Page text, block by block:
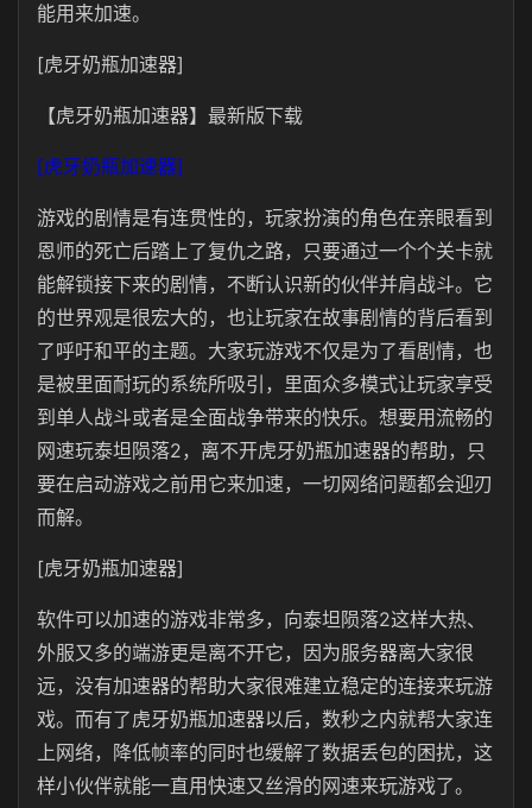
能用来加速。
[虎牙奶瓶加速器]
【虎牙奶瓶加速器】最新版下载
[虎牙奶瓶加速器]
游戏的剧情是有连贯性的，玩家扮演的角色在亲眼看到
恩师的死亡后踏上了复仇之路，只要通过一个个关卡就
能解锁接下来的剧情，不断认识新的伙伴并肩战斗。它
的世界观是很宏大的，也让玩家在故事剧情的背后看到
了呼吁和平的主题。大家玩游戏不仅是为了看剧情，也
是被里面耐玩的系统所吸引，里面众多模式让玩家享受
到单人战斗或者是全面战争带来的快乐。想要用流畅的
网速玩泰坦陨落2，离不开虎牙奶瓶加速器的帮助，只
要在启动游戏之前用它来加速，一切网络问题都会迎刃
而解。
[虎牙奶瓶加速器]
软件可以加速的游戏非常多，向泰坦陨落2这样大热、
外服又多的端游更是离不开它，因为服务器离大家很
远，没有加速器的帮助大家很难建立稳定的连接来玩游
戏。而有了虎牙奶瓶加速器以后，数秒之内就帮大家连
上网络，降低帧率的同时也缓解了数据丢包的困扰，这
样小伙伴就能一直用快速又丝滑的网速来玩游戏了。